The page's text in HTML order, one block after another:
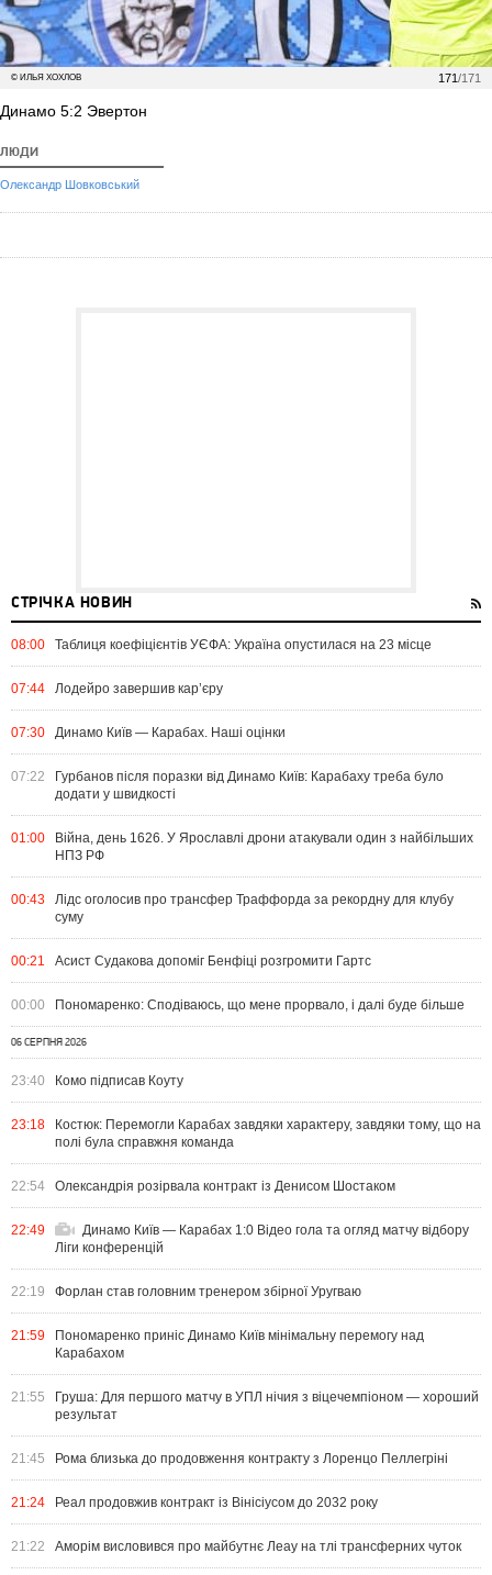
171/171
© ИЛЬЯ ХОХЛОВ
Динамо 5:2 Эвертон
ЛЮДИ
Олександр Шовковський
СТРІЧКА НОВИН
08:00 Таблиця коефіцієнтів УЄФА: Україна опустилася на 23 місце
07:44 Лодейро завершив кар’єру
07:30 Динамо Київ — Карабах. Наші оцінки
07:22
Гурбанов після поразки від Динамо Київ: Карабаху треба було
додати у швидкості
01:00
Війна, день 1626. У Ярославлі дрони атакували один з найбільших
НПЗ РФ
00:43
Лідс оголосив про трансфер Траффорда за рекордну для клубу
суму
00:21 Асист Судакова допоміг Бенфіці розгромити Гартс
00:00 Пономаренко: Сподіваюсь, що мене прорвало, і далі буде більше
06 СЕРПНЯ 2026
23:40 Комо підписав Коуту
23:18
Костюк: Перемогли Карабах завдяки характеру, завдяки тому, що на
полі була справжня команда
22:54 Олександрія розірвала контракт із Денисом Шостаком
22:49
Динамо Київ — Карабах 1:0 Відео гола та огляд матчу відбору
Ліги конференцій
22:19 Форлан став головним тренером збірної Уругваю
21:59
Пономаренко приніс Динамо Київ мінімальну перемогу над
Карабахом
21:55
Груша: Для першого матчу в УПЛ нічия з віцечемпіоном — хороший
результат
21:45 Рома близька до продовження контракту з Лоренцо Пеллегріні
21:24 Реал продовжив контракт із Вінісіусом до 2032 року
21:22 Аморім висловився про майбутнє Леау на тлі трансферних чуток